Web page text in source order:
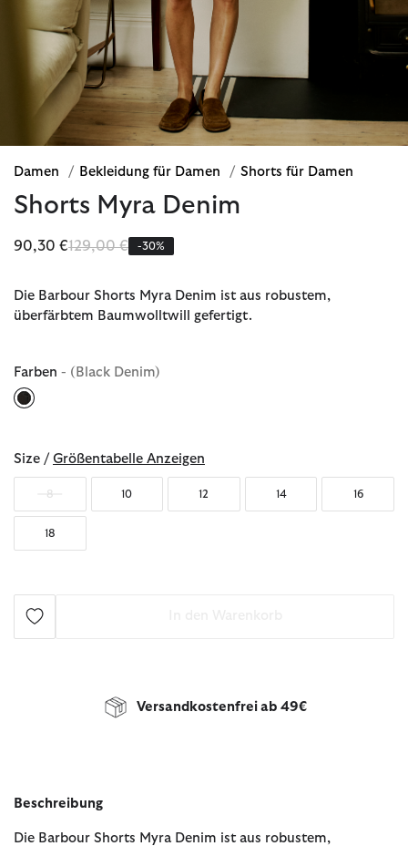
Damen / Bekleidung für Damen / Shorts für Damen
Shorts Myra Denim
90,30 €Reduziert von
129,00 €bis-30%
Die Barbour Shorts Myra Denim ist aus robustem,
überfärbtem Baumwolltwill gefertigt.
Farben - (Black Denim)
Size / Größentabelle Anzeigen
8 10 12 14 16
18
Versandkostenfrei ab 49€
Beschreibung
Die Barbour Shorts Myra Denim ist aus robustem,